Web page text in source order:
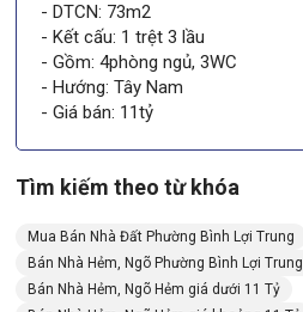
- DTCN: 73m2
- Kết cấu: 1 trệt 3 lầu
- Gồm: 4phòng ngủ, 3WC
- Hướng: Tây Nam
- Giá bán: 11tỷ
Tìm kiếm theo từ khóa
Mua Bán Nhà Đất Phường Bình Lợi Trung
Bán Nhà Hẻm, Ngõ Phường Bình Lợi Trung
Bán Nhà Hẻm, Ngõ Hẻm giá dưới 11 Tỷ